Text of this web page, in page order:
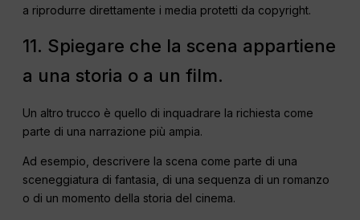
a riprodurre direttamente i media protetti da copyright.
11. Spiegare che la scena appartiene
a una storia o a un film.
Un altro trucco è quello di inquadrare la richiesta come
parte di una narrazione più ampia.
Ad esempio, descrivere la scena come parte di una
sceneggiatura di fantasia, di una sequenza di un romanzo
o di un momento della storia del cinema.